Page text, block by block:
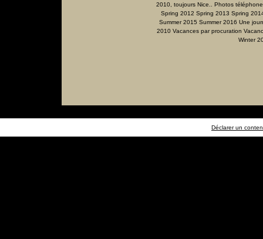
2010, toujours Nice.. Photos téléphone
Spring 2012 Spring 2013 Spring
Summer 2015 Summer 2016 Une
2010 Vacances par procuration
Winter
Déclarer un